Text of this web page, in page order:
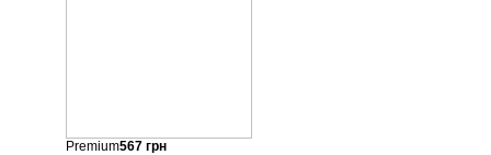
Premium567грн